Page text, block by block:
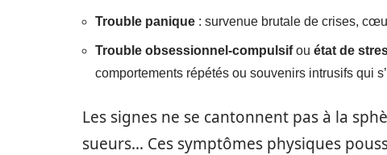
Trouble panique : survenue brutale de crises,
Trouble obsessionnel-compulsifou état de
comportements répétés ou souvenirs intrusifs qui
Les signes ne se cantonnent pas à la
sueurs… Ces symptômes physiques